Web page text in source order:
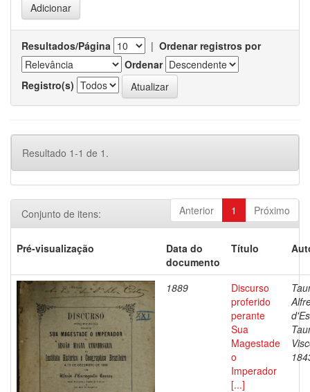
Resultados/Página | Ordenar registros por
Ordenar
Registro(s)
Resultado 1-1 de 1.
Anterior 1 Próximo
Conjunto de itens:
Pré-visualização
Data do
documento
Título
1889
Discurso
proferido
perante
Sua
Magestade
o
Imperador
[...]